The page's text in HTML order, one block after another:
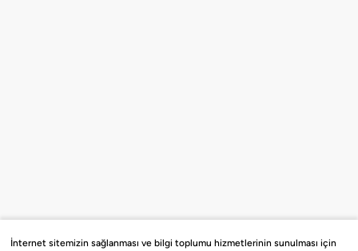
İnternet sitemizin sağlanması ve bilgi toplumu hizmetlerinin sunulması için